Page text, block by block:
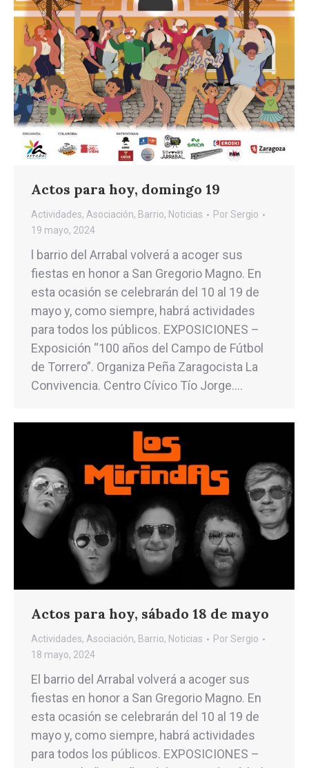
Actos para hoy, domingo 19
Actividades, Asociación, Barrio, Noticias PorSergio
19 mayo, 2024
l barrio del Arrabal volverá a acoger sus
fiestas en honor a San Gregorio Magno. En
esta ocasión se celebrarán del 10 al 19 de
mayo y, como siempre, habrá actividades
para todos los públicos. EXPOSICIONES –
Exposición “100 años del Campo de Fútbol
de Torrero”. Organiza Peña Zaragocista La
Convivencia. Centro Cívico Tío Jorge.…
Actos para hoy, sábado 18 de mayo
Actividades, Asociación, Barrio, Noticias PorSergio
18 mayo, 2024
El barrio del Arrabal volverá a acoger sus
fiestas en honor a San Gregorio Magno. En
esta ocasión se celebrarán del 10 al 19 de
mayo y, como siempre, habrá actividades
para todos los públicos. EXPOSICIONES –